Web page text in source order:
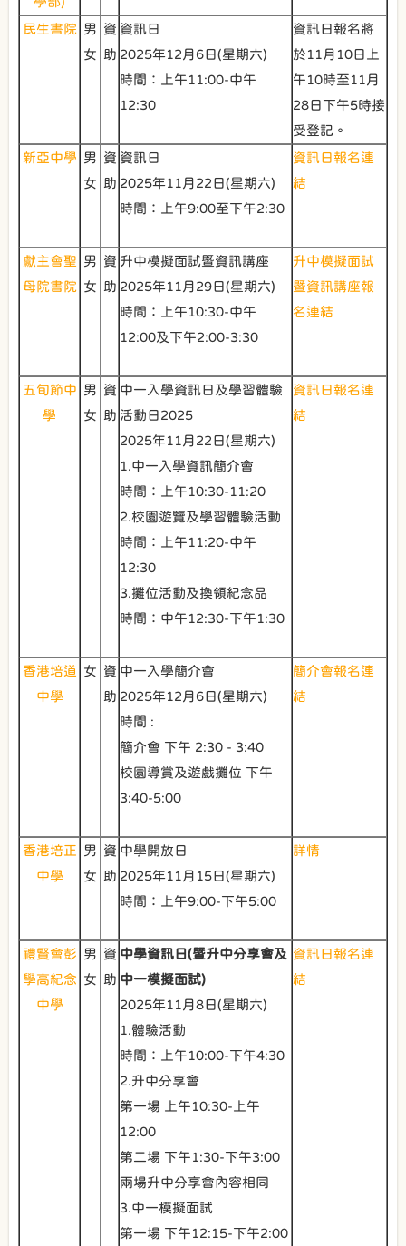
民生書院 男
女
資
助
資訊日
2025年12月6日(星期六)
時間：上午11:00-中午
12:30
資訊日報名將
於11月10日上
午10時至11月
28日下午5時接
受登記。
新亞中學 男
女
資
助
資訊日
2025年11月22日(星期六)
時間：上午9:00至下午2:30
資訊日報名連
結
獻主會聖
母院書院
男
女
資
助
升中模擬面試暨資訊講座
2025年11月29日(星期六)
時間：上午10:30-中午
12:00及下午2:00-3:30
升中模擬面試
暨資訊講座報
名連結
五旬節中
學
男
女
資
助
中一入學資訊日及學習體驗
活動日2025
2025年11月22日(星期六)
1.中一入學資訊簡介會
時間：上午10:30-11:20
2.校園遊覽及學習體驗活動
時間：上午11:20-中午
12:30
3.攤位活動及換領紀念品
時間：中午12:30-下午1:30
資訊日報名連
結
香港培道
中學
女 資
助
中一入學簡介會
2025年12月6日(星期六)
時間 :
簡介會 下午 2:30 - 3:40
校園導賞及遊戲攤位 下午
3:40-5:00
簡介會報名連
結
香港培正
中學
男
女
資
助
中學開放日
2025年11月15日(星期六)
時間：上午9:00-下午5:00
詳情
禮賢會彭
學高紀念
中學
男
女
資
助
中學資訊日(暨升中分享會及
中一模擬面試)
2025年11月8日(星期六)
1.體驗活動
時間：上午10:00-下午4:30
2.升中分享會
第一場 上午10:30-上午
12:00
第二場 下午1:30-下午3:00
兩場升中分享會內容相同
3.中一模擬面試
第一場 下午12:15-下午2:00
資訊日報名連
結